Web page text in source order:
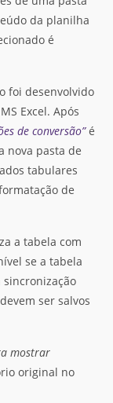
da planilha
é
foi desenvolvido
Excel. Após
de conversão”é
nova pasta de
tabulares
de
a tabela com
se a tabela
ser salvos
mostrar
original no